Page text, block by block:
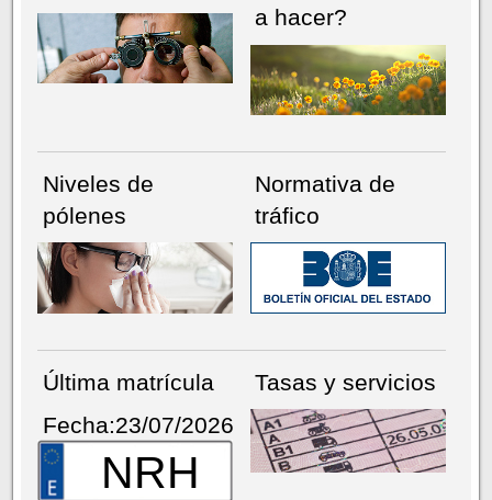
a hacer?
Niveles de
pólenes
Normativa de
tráfico
Última matrícula
Fecha:23/07/2026
NRH
Tasas y servicios